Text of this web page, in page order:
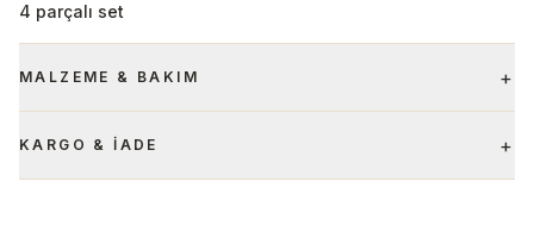
4 parçalı set
MALZEME & BAKIM +
KARGO & İADE +